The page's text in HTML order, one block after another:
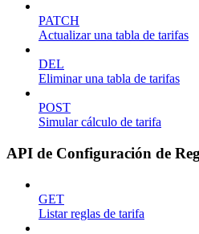
PATCH
Actualizar una tabla de tarifas
DEL
Eliminar una tabla de tarifas
POST
Simular cálculo de tarifa
API de Configuración de
GET
Listar reglas de tarifa